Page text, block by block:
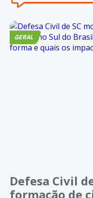
GERAL
Defesa Civil
formação de